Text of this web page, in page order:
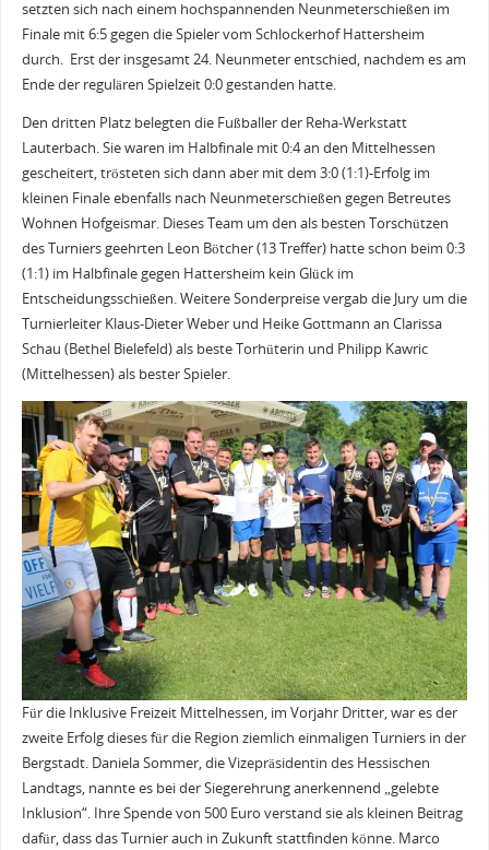
setzten sich nach einem hochspannenden Neunmeterschießen im
Finale mit 6:5 gegen die Spieler vom Schlockerhof Hattersheim
durch. Erst der insgesamt 24. Neunmeter entschied, nachdem es am
Ende der regulären Spielzeit 0:0 gestanden hatte.
Den dritten Platz belegten die Fußballer der Reha-Werkstatt
Lauterbach. Sie waren im Halbfinale mit 0:4 an den Mittelhessen
gescheitert, trösteten sich dann aber mit dem 3:0 (1:1)-Erfolg im
kleinen Finale ebenfalls nach Neunmeterschießen gegen Betreutes
Wohnen Hofgeismar. Dieses Team um den als besten Torschützen
des Turniers geehrten Leon Bötcher (13 Treffer) hatte schon beim 0:3
(1:1) im Halbfinale gegen Hattersheim kein Glück im
Entscheidungsschießen. Weitere Sonderpreise vergab die Jury um die
Turnierleiter Klaus-Dieter Weber und Heike Gottmann an Clarissa
Schau (Bethel Bielefeld) als beste Torhüterin und Philipp Kawric
(Mittelhessen) als bester Spieler.
Für die Inklusive Freizeit Mittelhessen, im Vorjahr Dritter, war es der
zweite Erfolg dieses für die Region ziemlich einmaligen Turniers in der
Bergstadt. Daniela Sommer, die Vizepräsidentin des Hessischen
Landtags, nannte es bei der Siegerehrung anerkennend „gelebte
Inklusion“. Ihre Spende von 500 Euro verstand sie als kleinen Beitrag
dafür, dass das Turnier auch in Zukunft stattfinden könne. Marco